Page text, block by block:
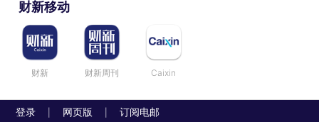
财新移动
财新 财新周刊 Caixin
登录 网页版 订阅电邮